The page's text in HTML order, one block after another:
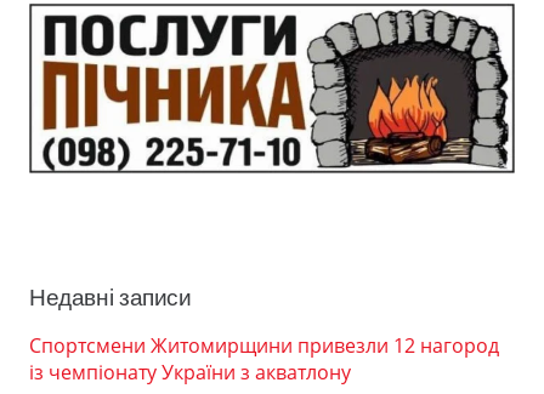
Недавні записи
Спортсмени Житомирщини привезли 12 нагород
із чемпіонату України з акватлону